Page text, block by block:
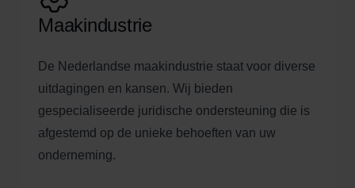
Maakindustrie
De Nederlandse maakindustrie staat voor diverse
uitdagingen en kansen. Wij bieden
gespecialiseerde juridische ondersteuning die is
afgestemd op de unieke behoeften van uw
onderneming.